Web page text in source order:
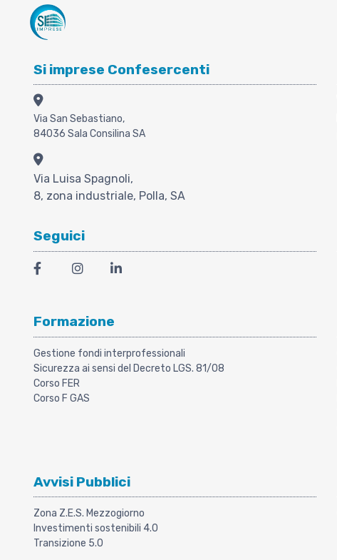
Si imprese Confesercenti
Via San Sebastiano,
84036 Sala Consilina SA
Via Luisa Spagnoli,
8, zona industriale, Polla, SA
Seguici
Formazione
Gestione fondi interprofessionali
Sicurezza ai sensi del Decreto LGS. 81/08
Corso FER
Corso F GAS
Avvisi Pubblici
Zona Z.E.S. Mezzogiorno
Investimenti sostenibili 4.0
Transizione 5.0